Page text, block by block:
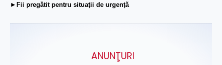
►Fii pregătit pentru situații de urgență
ANUNŢURI